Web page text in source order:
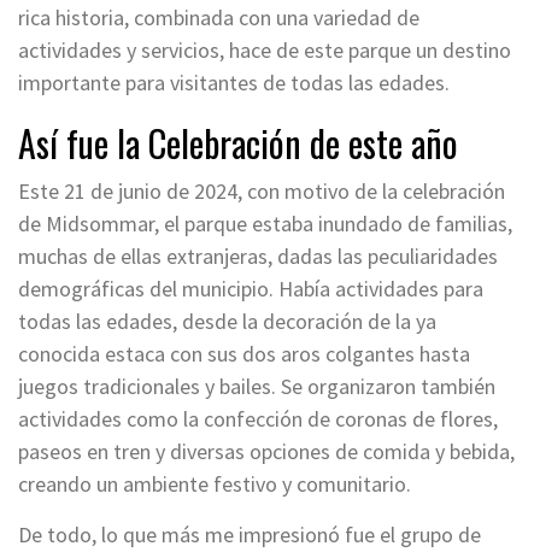
rica historia, combinada con una variedad de
actividades y servicios, hace de este parque un destino
importante para visitantes de todas las edades.
Así fue la Celebración de este año
Este 21 de junio de 2024, con motivo de la celebración
de Midsommar, el parque estaba inundado de familias,
muchas de ellas extranjeras, dadas las peculiaridades
demográficas del municipio. Había actividades para
todas las edades, desde la decoración de la ya
conocida estaca con sus dos aros colgantes hasta
juegos tradicionales y bailes. Se organizaron también
actividades como la confección de coronas de flores,
paseos en tren y diversas opciones de comida y bebida,
creando un ambiente festivo y comunitario.
De todo, lo que más me impresionó fue el grupo de